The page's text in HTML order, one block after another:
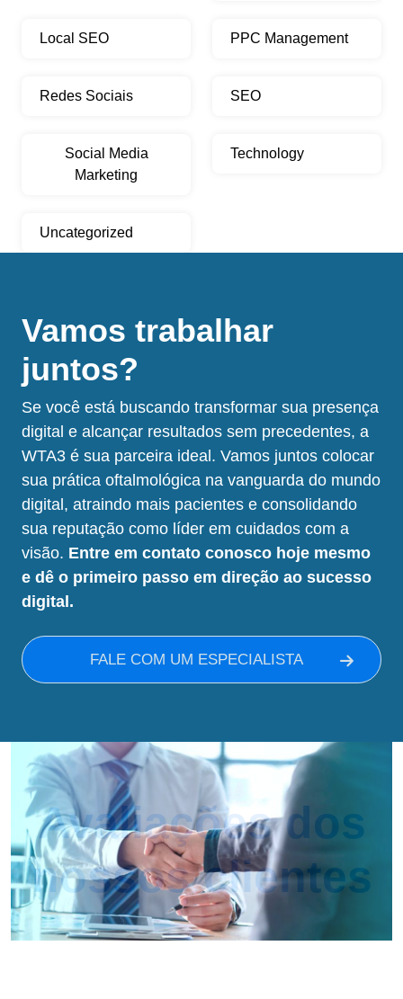
Local SEO PPC Management
Redes Sociais SEO
Social Media
Marketing
Technology
Uncategorized
Vamos trabalhar
juntos?
Se você está buscando transformar sua presença
digital e alcançar resultados sem precedentes, a
WTA3 é sua parceira ideal. Vamos juntos colocar
sua prática oftalmológica na vanguarda do mundo
digital, atraindo mais pacientes e consolidando
sua reputação como líder em cuidados com a
visão. Entre em contato conosco hoje mesmo
e dê o primeiro passo em direção ao sucesso
digital.
FALE COM UM ESPECIALISTA
Avaliações dos
nossos clientes